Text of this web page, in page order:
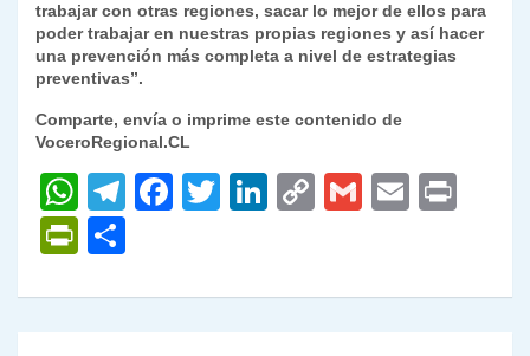
trabajar con otras regiones, sacar lo mejor de ellos para
poder trabajar en nuestras propias regiones y así hacer
una prevención más completa a nivel de estrategias
preventivas”.
Comparte, envía o imprime este contenido de
VoceroRegional.CL
W
h
at
s
T
gr
F
e
T
er
Li
e
C
y
G
l
E
l
P
nt m